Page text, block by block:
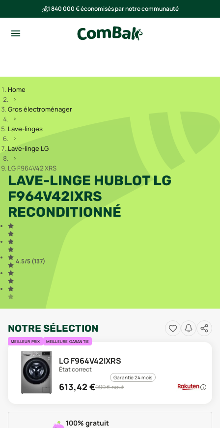
💰1 840 000 € économisés par notre communauté
Home
Gros électroménager
Lave-linges
Lave-linge LG
LG F964V42IXRS
LAVE-LINGE HUBLOT LG
F964V42IXRS
RECONDITIONNÉ
4.5/5 (137)
NOTRE SÉLECTION
MEILLEUR PRIX MEILLEURE GARANTIE
LG F964V42IXRS
État correct
Garantie 24 mois
613,42 €999€ neuf
100% gratuit